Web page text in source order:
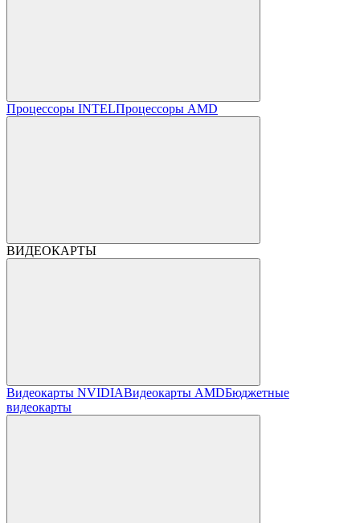
Процессоры INTELПроцессоры AMD
ВИДЕОКАРТЫ
Видеокарты NVIDIAВидеокарты AMDБюджетные
видеокарты